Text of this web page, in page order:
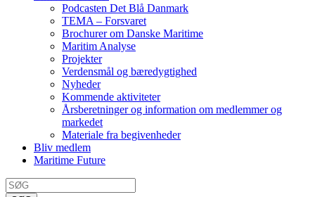
Podcasten Det Blå Danmark
TEMA – Forsvaret
Brochurer om Danske Maritime
Maritim Analyse
Projekter
Verdensmål og bæredygtighed
Nyheder
Kommende aktiviteter
Årsberetninger og information om medlemmer og
markedet
Materiale fra begivenheder
Bliv medlem
Maritime Future